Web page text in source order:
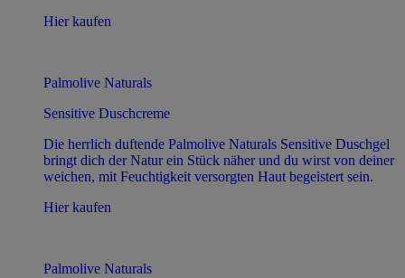
Hier kaufen
Palmolive Naturals
Sensitive Duschcreme
Die herrlich duftende Palmolive Naturals Sensitive Duschgel
bringt dich der Natur ein Stück näher und du wirst von deiner
weichen, mit Feuchtigkeit versorgten Haut begeistert sein.
Hier kaufen
Palmolive Naturals